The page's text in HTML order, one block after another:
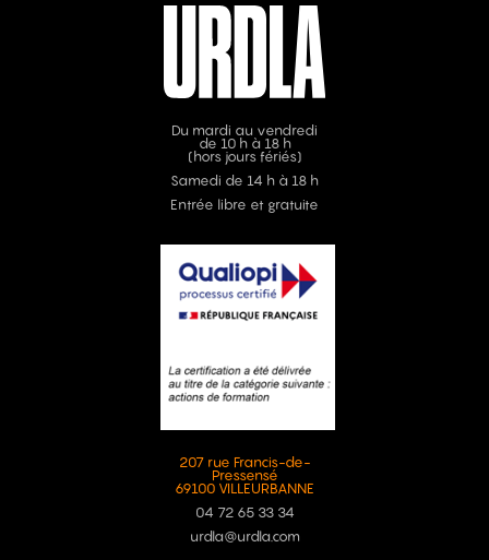
Du mardi au vendredi
de 10 h à 18 h
(hors jours fériés)
Samedi de 14 h à 18 h
Entrée libre et gratuite
207 rue Francis-de-
Pressensé
69100 VILLEURBANNE
04 72 65 33 34
urdla@urdla.com